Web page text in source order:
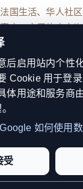
国生活、华人社
实、实用的中文
合作：工作日优
头条. All Rights
式与用户权利说明
后启用站内个性
Cookie 用于登
体用途和服务商
Google 如何使用
受